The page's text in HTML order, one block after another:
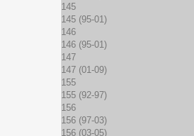
145
145 (95-01)
146
146 (95-01)
147
147 (01-09)
155
155 (92-97)
156
156 (97-03)
156 (03-05)